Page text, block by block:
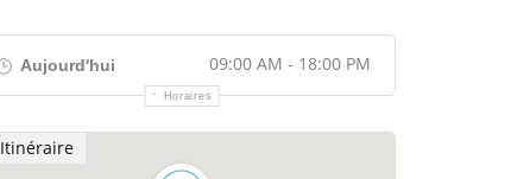
Aujourd'hui 09:00 AM - 18:00 PM
Horaires
Itinéraire